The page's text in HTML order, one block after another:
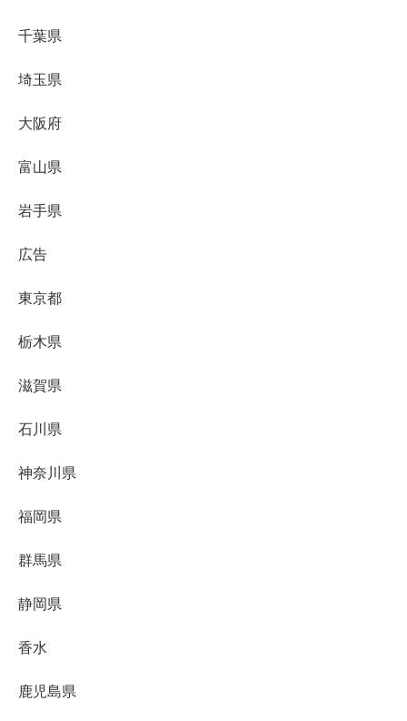
千葉県
埼玉県
大阪府
富山県
岩手県
広告
東京都
栃木県
滋賀県
石川県
神奈川県
福岡県
群馬県
静岡県
香水
鹿児島県